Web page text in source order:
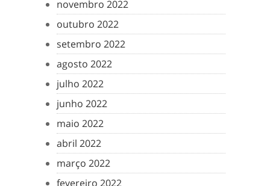
novembro 2022
outubro 2022
setembro 2022
agosto 2022
julho 2022
junho 2022
maio 2022
abril 2022
março 2022
fevereiro 2022